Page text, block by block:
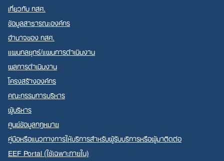
เกี่ยวกับ กสศ.
ข้อมูลสาธารณะองค์กร
อำนาจของ กสศ.
แผนกลยุทธ์/แผนการดำเนินงาน
ผลการดำเนินงาน
โครงสร้างองค์กร
คณะกรรมการบริหาร
ผู้บริหาร
ศูนย์ข้อมูลกฎหมาย
คู่มือหรือแนวทางการให้บริการสำหรับผู้รับบริการหรือผู้มาติดต่อ
EEF Portal (ใช้เฉพาะภายใน)